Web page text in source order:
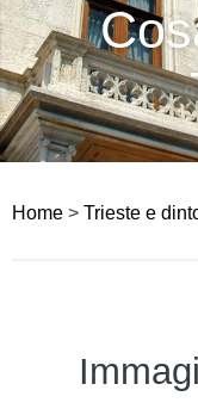
Home > Trieste e